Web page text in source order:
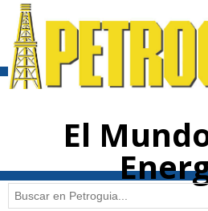
contenido
El
Buscar